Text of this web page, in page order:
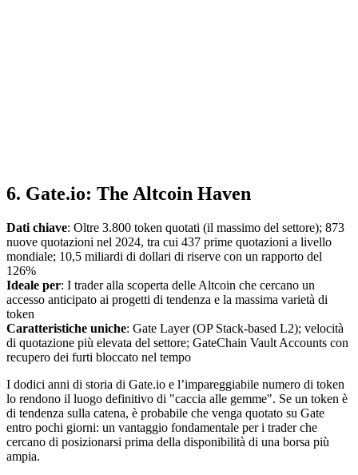
6. Gate.io: The Altcoin Haven
Dati chiave: Oltre 3.800 token quotati (il massimo del settore); 873
nuove quotazioni nel 2024, tra cui 437 prime quotazioni a livello
mondiale; 10,5 miliardi di dollari di riserve con un rapporto del
126%
Ideale per: I trader alla scoperta delle Altcoin che cercano un
accesso anticipato ai progetti di tendenza e la massima varietà di
token
Caratteristiche uniche: Gate Layer (OP Stack-based L2); velocità
di quotazione più elevata del settore; GateChain Vault Accounts con
recupero dei furti bloccato nel tempo
I dodici anni di storia di Gate.io e l’impareggiabile numero di token
lo rendono il luogo definitivo di "caccia alle gemme". Se un token è
di tendenza sulla catena, è probabile che venga quotato su Gate
entro pochi giorni: un vantaggio fondamentale per i trader che
cercano di posizionarsi prima della disponibilità di una borsa più
ampia.